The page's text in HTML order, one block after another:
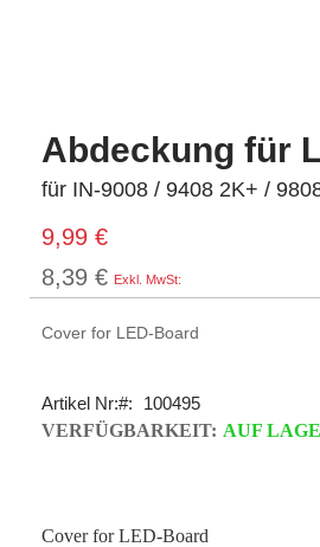
Abdeckung für
für IN-9008 / 9408 2K+ /
9,99 €
8,39 €
Cover for LED-Board
Artikel Nr:
100495
VERFÜGBARKEIT: AUF
Cover for LED-Board